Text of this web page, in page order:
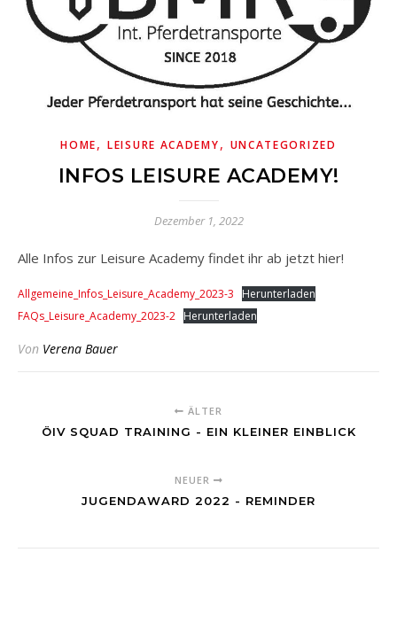
HOME,LEISURE ACADEMY, UNCATEGORIZED
INFOS LEISURE ACADEMY!
Dezember 1, 2022
Alle Infos zur Leisure Academy findet ihr ab jetzt hier!
Allgemeine_Infos_Leisure_Academy_2023-3
Herunterladen
FAQs_Leisure_Academy_2023-2 Herunterladen
Von Verena Bauer
ÄLTER
ÖIV SQUAD TRAINING - EIN KLEINER EINBLICK
NEUER
JUGENDAWARD 2022 - REMINDER